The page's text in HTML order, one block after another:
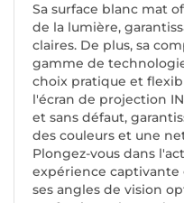
Sa surface blanc mat
de la lumière,
claires. De plus, sa
gamme de
choix pratique et
l'écran de projection
et sans défaut,
des couleurs et une
Plongez-vous dans
expérience captivante
ses angles de vision